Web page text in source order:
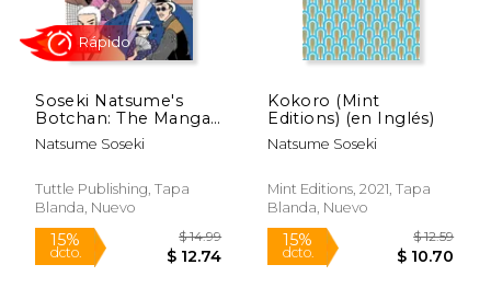
15%
dcto. $ 12.74
15%
dcto.
Soseki Natsume's
Botchan: The Manga
Edition: One of
Japan's Most Popular
Now Available in
Manga Form! (en
Natsume Soseki
Tuttle Publishing, Tapa
Blanda, Nuevo
Kokoro (Mint
Editions) (en Inglés)
Natsume Soseki
Mint Editions, 2021, Tapa
Blanda, Nuevo